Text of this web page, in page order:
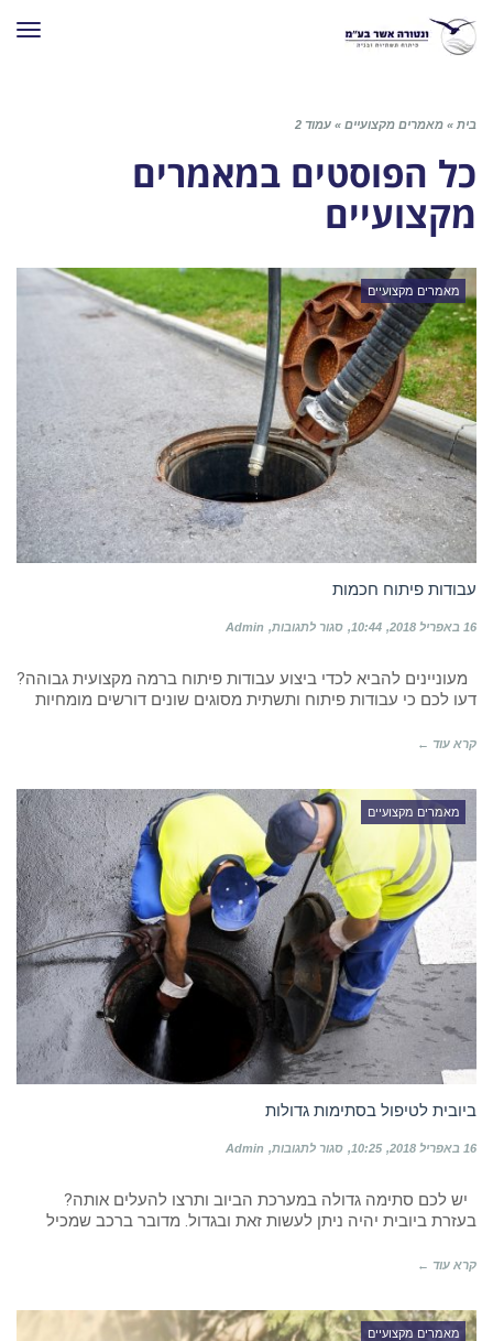
בית » מאמרים מקצועיים » עמוד 2
כל הפוסטים במאמרים
מקצועיים
מאמרים מקצועיים
עבודות פיתוח חכמות
16 באפריל 2018 10:44 סגור לתגובות על
חכמות
Admin
מעוניינים להביא לכדי ביצוע עבודות פיתוח ברמה מקצועית גבוהה?
דעו לכם כי עבודות פיתוח ותשתית מסוגים שונים דורשים מומחיות
קרא עוד ←
מאמרים מקצועיים
ביובית לטיפול בסתימות גדולות
16 באפריל 2018 10:25 סגור לתגובות על
בסתימות
גדולות
Admin
יש לכם סתימה גדולה במערכת הביוב ותרצו להעלים אותה?
בעזרת ביובית יהיה ניתן לעשות זאת ובגדול. מדובר ברכב שמכיל
קרא עוד ←
מאמרים מקצועיים